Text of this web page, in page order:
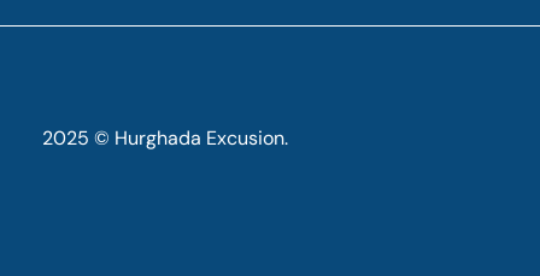
2025 © Hurghada Excusion.